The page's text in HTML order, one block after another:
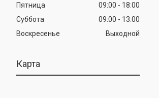
Пятница
09:00
18:00
Суббота
09:00
13:00
Воскресенье
Выходной
Карта